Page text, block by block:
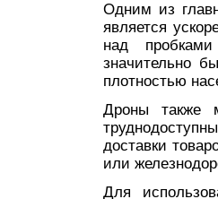
Одним из
является
над
значительно
плотностью
Дроны также
доставки
или
Для